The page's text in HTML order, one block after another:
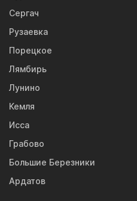
Сергач
Рузаевка
Порецкое
Лямбирь
Лунино
Кемля
Исса
Грабово
Большие Березники
Ардатов